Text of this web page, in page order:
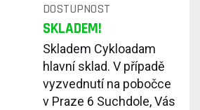
DOSTUPNOST
SKLADEM!
Skladem Cykloadam
hlavní sklad. V případě
vyzvednutí na pobočce
v Praze 6 Suchdole, Vás